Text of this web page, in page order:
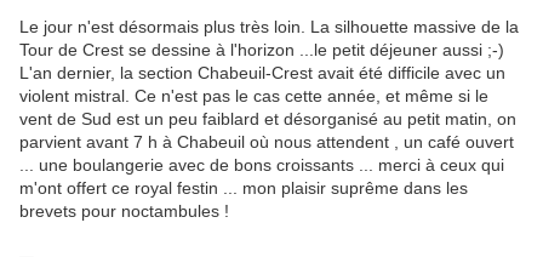
Le jour n'est désormais plus très loin. La silhouette massive de la
Tour de Crest se dessine à l'horizon ...le petit déjeuner aussi ;-)
L'an dernier, la section Chabeuil-Crest avait été difficile avec un
violent mistral. Ce n'est pas le cas cette année, et même si le
vent de Sud est un peu faiblard et désorganisé au petit matin, on
parvient avant 7 h à Chabeuil où nous attendent , un café ouvert
... une boulangerie avec de bons croissants ... merci à ceux qui
m'ont offert ce royal festin ... mon plaisir suprême dans les
brevets pour noctambules !